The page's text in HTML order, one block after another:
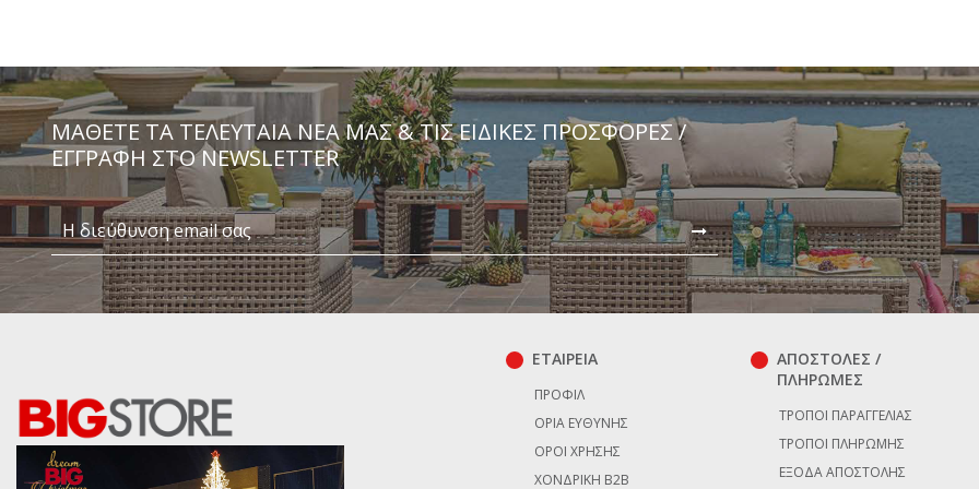
ΜΆΘΕΤΕ ΤΑ ΤΕΛΕΥΤΑΊΑ ΝΈΑ ΜΑΣ & ΤΙΣ ΕΙΔΙΚΈΣ ΠΡΟΣΦΟΡΈΣ /
ΕΓΓΡΑΦΗ ΣΤΟ NEWSLETTER
ΕΤΑΙΡΕΙΑ
ΠΡΟΦΊΛ
ΌΡΙΑ ΕΥΘΎΝΗΣ
ΌΡΟΙ ΧΡΉΣΗΣ
ΧΟΝΔΡΙΚΉ B2B
ΑΠΟΣΤΟΛΕΣ /
ΠΛΗΡΩΜΕΣ
ΤΡΌΠΟΙ ΠΑΡΑΓΓΕΛΊΑΣ
ΤΡΌΠΟΙ ΠΛΗΡΩΜΉΣ
ΈΞΟΔΑ ΑΠΟΣΤΟΛΉΣ